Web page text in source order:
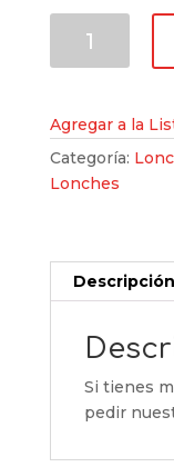
Agregar a la
Categoría:
Lonches
Descripción
Si tienes
pedir